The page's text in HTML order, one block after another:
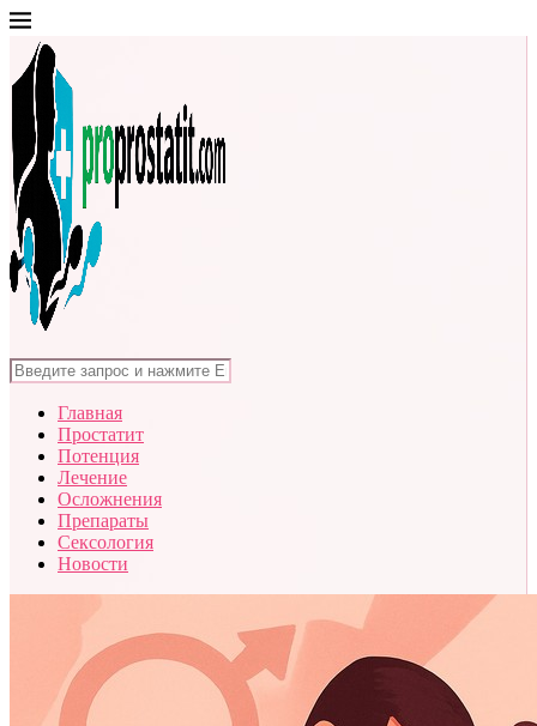
Главная
Простатит
Потенция
Лечение
Осложнения
Препараты
Сексология
Новости